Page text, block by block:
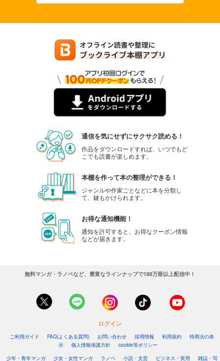
通信を気にせずにサクサク読める！
作品をダウンロードすれば、いつでもど
こでも読書が楽しめます。
本棚を作って本の整理ができる！
ジャンルや作家ごとなどに本を分類し
て、鍵もかけられます。
お得な通知機能！
通知を許可すると、お得なクーポン情報
などが届きます。
無料マンガ・ラノベなど、豊富なラインナップで188万冊以上配信中！
ログイン
ご利用ガイド FAQ(よくある質問) お問い合わせ 採用情報 利用規約
特商法の表
示
個人情報保護方針
cookie等ポリシー
少年・青年マンガ
少女・女性マンガ ラノベ 小説・文芸 ビジネス・実用 雑誌・写